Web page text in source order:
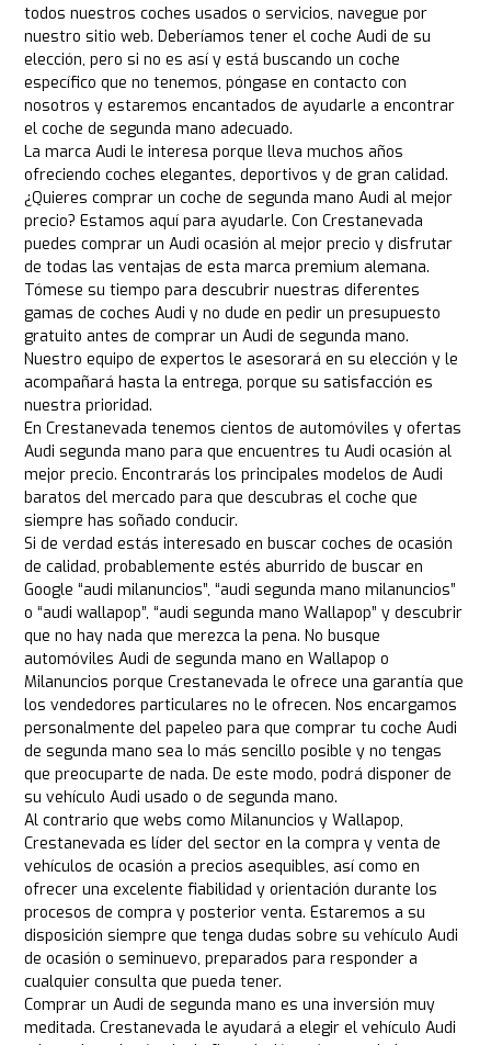
todos nuestros coches usados o servicios, navegue por
nuestro sitio web. Deberíamos tener el coche Audi de su
elección, pero si no es así y está buscando un coche
específico que no tenemos, póngase en contacto con
nosotros y estaremos encantados de ayudarle a encontrar
el coche de segunda mano adecuado.
La marca Audi le interesa porque lleva muchos años
ofreciendo coches elegantes, deportivos y de gran calidad.
¿Quieres comprar un coche de segunda mano Audi al mejor
precio? Estamos aquí para ayudarle. Con Crestanevada
puedes comprar un Audi ocasión al mejor precio y disfrutar
de todas las ventajas de esta marca premium alemana.
Tómese su tiempo para descubrir nuestras diferentes
gamas de coches Audi y no dude en pedir un presupuesto
gratuito antes de comprar un Audi de segunda mano.
Nuestro equipo de expertos le asesorará en su elección y le
acompañará hasta la entrega, porque su satisfacción es
nuestra prioridad.
En Crestanevada tenemos cientos de automóviles y ofertas
Audi segunda mano para que encuentres tu Audi ocasión al
mejor precio. Encontrarás los principales modelos de Audi
baratos del mercado para que descubras el coche que
siempre has soñado conducir.
Si de verdad estás interesado en buscar coches de ocasión
de calidad, probablemente estés aburrido de buscar en
Google “audi milanuncios”, “audi segunda mano milanuncios”
o “audi wallapop”, “audi segunda mano Wallapop” y descubrir
que no hay nada que merezca la pena. No busque
automóviles Audi de segunda mano en Wallapop o
Milanuncios porque Crestanevada le ofrece una garantía que
los vendedores particulares no le ofrecen. Nos encargamos
personalmente del papeleo para que comprar tu coche Audi
de segunda mano sea lo más sencillo posible y no tengas
que preocuparte de nada. De este modo, podrá disponer de
su vehículo Audi usado o de segunda mano.
Al contrario que webs como Milanuncios y Wallapop,
Crestanevada es líder del sector en la compra y venta de
vehículos de ocasión a precios asequibles, así como en
ofrecer una excelente fiabilidad y orientación durante los
procesos de compra y posterior venta. Estaremos a su
disposición siempre que tenga dudas sobre su vehículo Audi
de ocasión o seminuevo, preparados para responder a
cualquier consulta que pueda tener.
Comprar un Audi de segunda mano es una inversión muy
meditada. Crestanevada le ayudará a elegir el vehículo Audi